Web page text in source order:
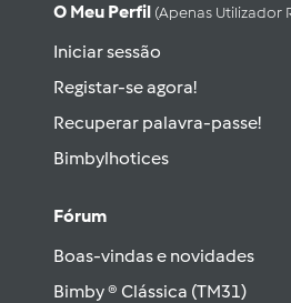
O Meu Perfil (apenas Utilizador
Iniciar sessão
Registar-se agora!
Recuperar palavra-passe!
Bimbylhotices
Fórum
Boas-vindas e novidades
Bimby ® Clássica (TM31)